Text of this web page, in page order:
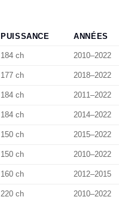
PUISSANCE ANNÉES
184 ch 2010–2022
177 ch 2018–2022
184 ch 2011–2022
184 ch 2014–2022
150 ch 2015–2022
150 ch 2010–2022
160 ch 2012–2015
220 ch 2010–2022